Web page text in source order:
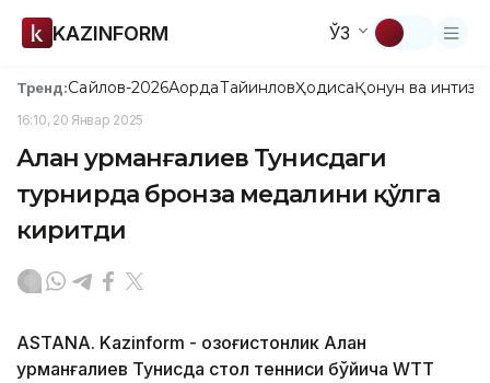
KAZINFORM ЎЗ
Тренд:Сайлов-2026АқордаТайинловҲодисаҚонун ва
16:10, 20 Январ 2025
Алан Қурманғалиев Тунисдаги
турнирда бронза медалини қўлга
киритди
ASTANA. Kazinform - Қозоғистонлик Алан
Қурманғалиев Тунисда стол тенниси бўйича WTT